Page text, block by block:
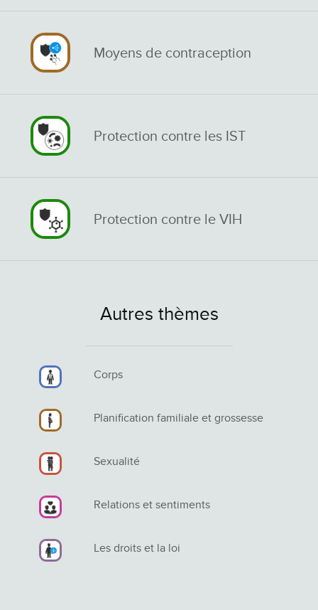
Moyens de contraception
Protection contre les IST
Protection contre le VIH
Autres thèmes
Corps
Planification familiale et grossesse
Sexualité
Relations et sentiments
Les droits et la loi